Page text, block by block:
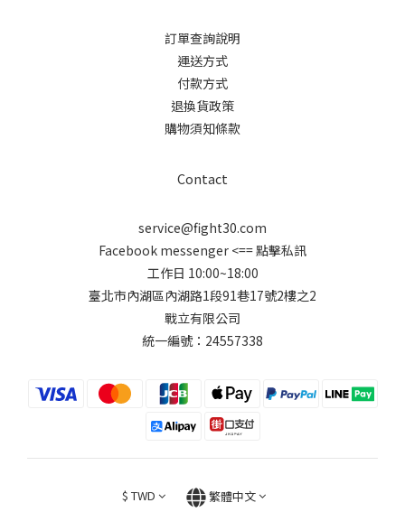
訂單查詢說明
運送方式
付款方式
退換貨政策
購物須知條款
Contact
service@fight30.com
Facebook messenger <== 點擊私訊
工作日 10:00~18:00
臺北市內湖區內湖路1段91巷17號2樓之2
戰立有限公司
統一編號：24557338
$ TWD 繁體中文